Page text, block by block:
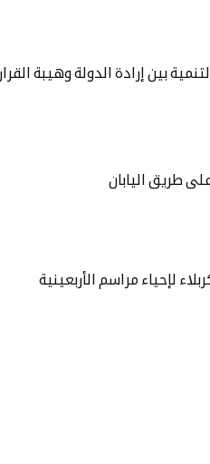
بين إرادة الدولة وهيبة القرار
طريق اليابان
لإحياء مراسم الأربعينية